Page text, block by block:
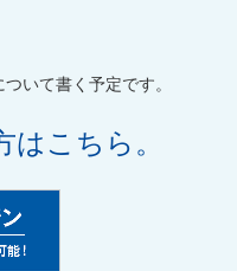
いて書く予定です。
こちら。